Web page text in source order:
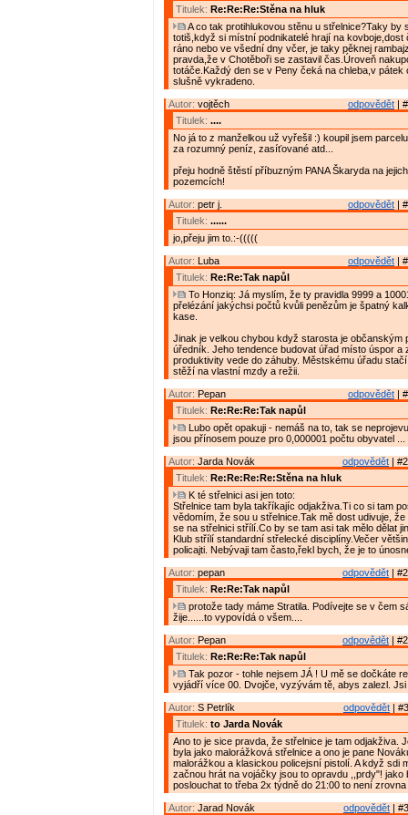
Titulek: Re:Re:Re:Stěna na hluk
A co tak protihlukovou stěnu u střelnice?Taky by
totiš,když si místní podnikatelé hrají na kovboje,dost
ráno nebo ve všední dny včer, je taky pěknej
pravda,že v Chotěboři se zastavil čas.Úroveň
totáče.Každý den se v Peny čeká na chleba,v pátek
slušně vykradeno.
odpovědět |
Autor: vojtěch
Titulek: ....
No já to z manželkou už vyřešil :) koupil jsem
za rozumný peníz, zasíťované atd...
přeju hodně štěstí příbuzným PANA Škaryda na
pozemcích!
odpovědět |
Autor: petr j.
Titulek: ......
jo,přeju jim to.:-(((((
odpovědět |
Autor: Luba
Titulek: Re:Re:Tak napůl
To Honziq: Já myslím, že ty pravidla 9999 a
přelézání jakýchsi počtů kvůli penězům je špatný
kase.
Jinak je velkou chybou když starosta je občanským
úředník. Jeho tendence budovat úřad místo úspor a
produktivity vede do záhuby. Městskému úřadu
stěží na vlastní mzdy a režii.
odpovědět |
Autor: Pepan
Titulek: Re:Re:Re:Tak napůl
Lubo opět opakuji - nemáš na to, tak se
jsou přínosem pouze pro 0,000001 počtu obyvatel ...
odpovědět |
Autor: Jarda Novák
Titulek: Re:Re:Re:Re:Stěna na hluk
K té střelnici asi jen toto:
Střelnice tam byla takříkajíc odjakživa.Ti co si tam
vědomím, že sou u střelnice.Tak mě dost udivuje,
se na střelnici střílí.Co by se tam asi tak mělo dělat
Klub střílí standardní střelecké disciplíny.Večer
policajti. Nebývaji tam často,řekl bych, že je to
odpovědět |
Autor: pepan
Titulek: Re:Re:Tak napůl
protože tady máme Stratila. Podívejte se v čem
žije......to vypovídá o všem....
odpovědět |
Autor: Pepan
Titulek: Re:Re:Re:Tak napůl
Tak pozor - tohle nejsem JÁ ! U mě se dočkáte
vyjádří více 00. Dvojče, vyzývám tě, abys zalezl.
odpovědět |
Autor: S Petrlík
Titulek: to Jarda Novák
Ano to je sice pravda, že střelnice je tam odjakživa.
byla jako malorážková střelnice a ono je pane
malorážkou a klasickou policejsní pistolí. A když sdi
začnou hrát na vojáčky jsou to opravdu ,,prdy"! jako
poslouchat to třeba 2x týdně do 21:00 to není
odpovědět |
Autor: Jarad Novák